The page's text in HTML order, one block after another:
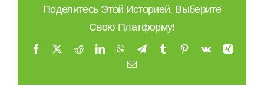
Поделитесь Этой Историей, Выберите
Свою Платформу!
Facebook RedditLinkedInWhatsApp
TelegramTumblr Pinterest
Vk
Xing
Email